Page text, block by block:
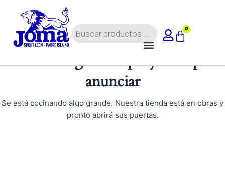
contenido
Búsqueda
de
Menú
0
Tenemos grandes proyectos por
anunciar
Se está cocinando algo grande. Nuestra tienda está en obras y
pronto abrirá sus puertas.